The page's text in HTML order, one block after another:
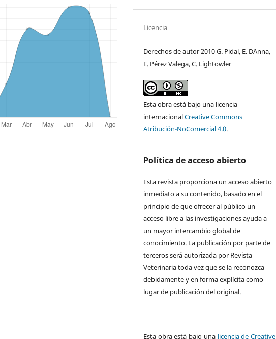
Licencia
Derechos de autor 2010 G. Pidal, E. D´Anna,
E. Pérez Valega, C. Lightowler
Esta obra está bajo una licencia
internacionalCreative Commons
Atribución-NoComercial 4.0.
Política de acceso abierto
Esta revista proporciona un acceso abierto
inmediato a su contenido, basado en el
principio de que ofrecer al público un
acceso libre a las investigaciones ayuda a
un mayor intercambio global de
conocimiento. La publicación por parte de
terceros será autorizada por Revista
Veterinaria toda vez que se la reconozca
debidamente y en forma explícita como
lugar de publicación del original.
Esta obra está bajo una licencia de Creative